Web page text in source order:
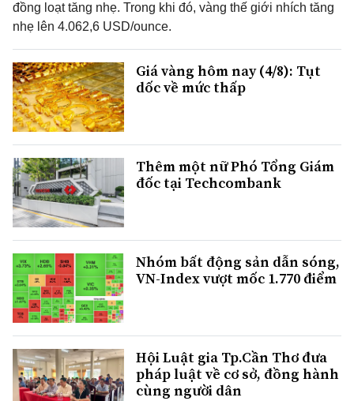
đồng loạt tăng nhẹ. Trong khi đó, vàng thế giới nhích tăng
nhẹ lên 4.062,6 USD/ounce.
Giá vàng hôm nay (4/8): Tụt
dốc về mức thấp
Thêm một nữ Phó Tổng Giám
đốc tại Techcombank
Nhóm bất động sản dẫn sóng,
VN-Index vượt mốc 1.770 điểm
Hội Luật gia Tp.Cần Thơ đưa
pháp luật về cơ sở, đồng hành
cùng người dân